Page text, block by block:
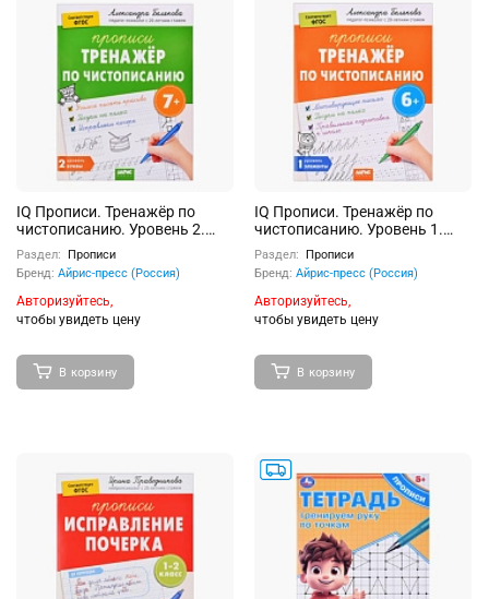
IQ Прописи. Тренажёр по
чистописанию. Уровень 2.
Буквы. 7+ Белякова А.Ю.
Раздел:
Прописи
Бренд: Айрис-пресс (Россия)
Авторизуйтесь,
чтобы увидеть цену
В корзину
IQ Прописи. Тренажёр по
чистописанию. Уровень 1.
Элементы. 6+ Белякова А.Ю.
Раздел:
Прописи
Бренд: Айрис-пресс (Россия)
Авторизуйтесь,
чтобы увидеть цену
В корзину